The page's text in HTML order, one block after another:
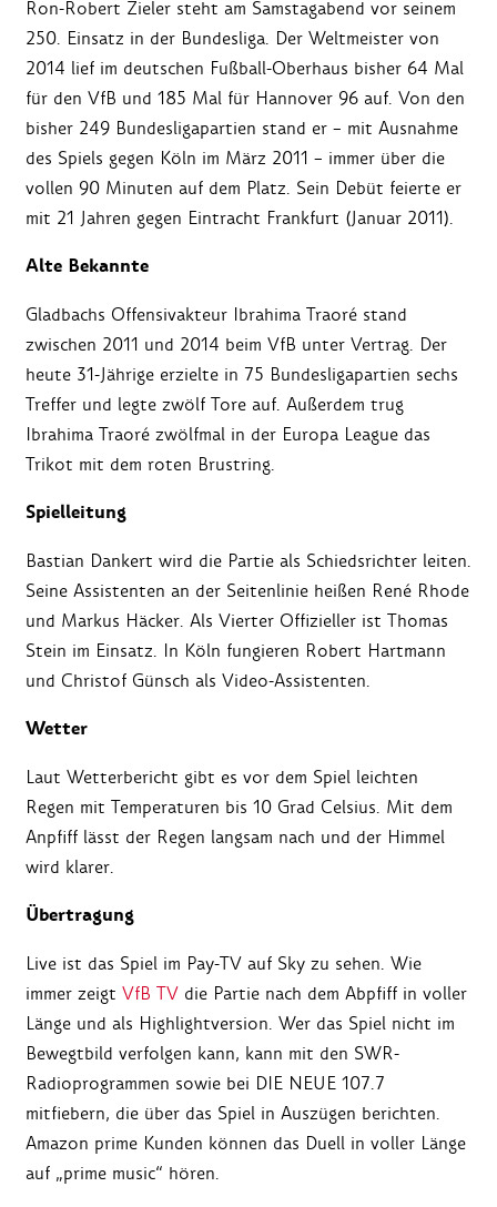
Ron-Robert Zieler steht am Samstagabend vor seinem
250. Einsatz in der Bundesliga. Der Weltmeister von
2014 lief im deutschen Fußball-Oberhaus bisher 64 Mal
für den VfB und 185 Mal für Hannover 96 auf. Von den
bisher 249 Bundesligapartien stand er – mit Ausnahme
des Spiels gegen Köln im März 2011 – immer über die
vollen 90 Minuten auf dem Platz. Sein Debüt feierte er
mit 21 Jahren gegen Eintracht Frankfurt (Januar 2011).
Alte Bekannte
Gladbachs Offensivakteur Ibrahima Traoré stand
zwischen 2011 und 2014 beim VfB unter Vertrag. Der
heute 31-Jährige erzielte in 75 Bundesligapartien sechs
Treffer und legte zwölf Tore auf. Außerdem trug
Ibrahima Traoré zwölfmal in der Europa League das
Trikot mit dem roten Brustring.
Spielleitung
Bastian Dankert wird die Partie als Schiedsrichter leiten.
Seine Assistenten an der Seitenlinie heißen René Rhode
und Markus Häcker. Als Vierter Offizieller ist Thomas
Stein im Einsatz. In Köln fungieren Robert Hartmann
und Christof Günsch als Video-Assistenten.
Wetter
Laut Wetterbericht gibt es vor dem Spiel leichten
Regen mit Temperaturen bis 10 Grad Celsius. Mit dem
Anpfiff lässt der Regen langsam nach und der Himmel
wird klarer.
Übertragung
Live ist das Spiel im Pay-TV auf Sky zu sehen. Wie
immer zeigt VfB TV die Partie nach dem Abpfiff in voller
Länge und als Highlightversion. Wer das Spiel nicht im
Bewegtbild verfolgen kann, kann mit den SWR-
Radioprogrammen sowie bei DIE NEUE 107.7
mitfiebern, die über das Spiel in Auszügen berichten.
Amazon prime Kunden können das Duell in voller Länge
auf „prime music“ hören.